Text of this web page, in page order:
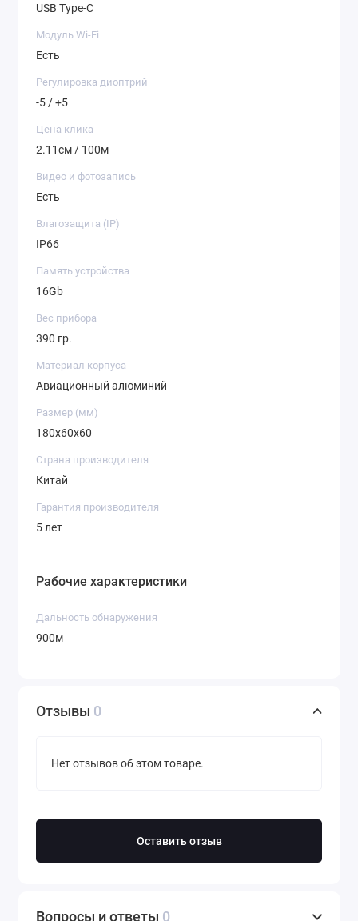
USB Type-C
Модуль Wi-Fi
Есть
Регулировка диоптрий
-5 / +5
Цена клика
2.11см / 100м
Видео и фотозапись
Есть
Влагозащита (IP)
IP66
Память устройства
16Gb
Вес прибора
390 гр.
Материал корпуса
Авиационный алюминий
Размер (мм)
180x60x60
Страна производителя
Китай
Гарантия производителя
5 лет
Рабочие характеристики
Дальность обнаружения
900м
Отзывы 0
Нет отзывов об этом товаре.
Оставить отзыв
Вопросы и ответы 0